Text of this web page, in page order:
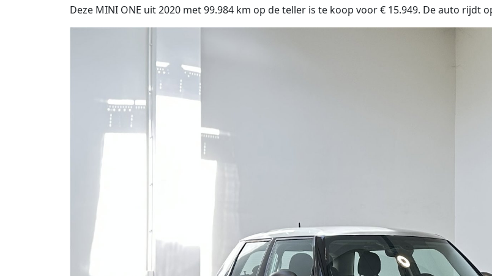
Deze MINI ONE uit 2020 met 99.984 km op de teller is te koop voor € 15.949. De auto rijdt